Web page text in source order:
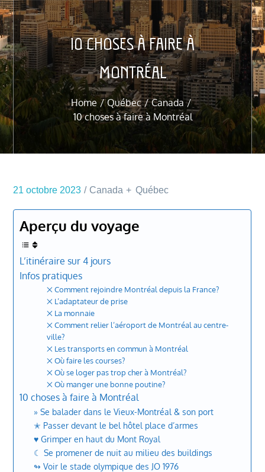
10 CHOSES À FAIRE À
MONTRÉAL
Home Québec
Canada
10 choses à faire à Montréal
21 octobre 2023 Canada Québec
Aperçu du voyage
L’itinéraire sur 4 jours
Infos pratiques
྾ Comment rejoindre Montréal depuis la France?
྾ L’adaptateur de prise
྾ La monnaie
྾ Comment relier l’aéroport de Montréal au centre-
ville?
྾ Les transports en commun à Montréal
྾ Où faire les courses?
྾ Où se loger pas trop cher à Montréal?
྾ Où manger une bonne poutine?
10 choses à faire à Montréal
» Se balader dans le Vieux-Montréal & son port
✭ Passer devant le bel hôtel place d’armes
♥ Grimper en haut du Mont Royal
☾ Se promener de nuit au milieu des buildings
↬ Voir le stade olympique des JO 1976